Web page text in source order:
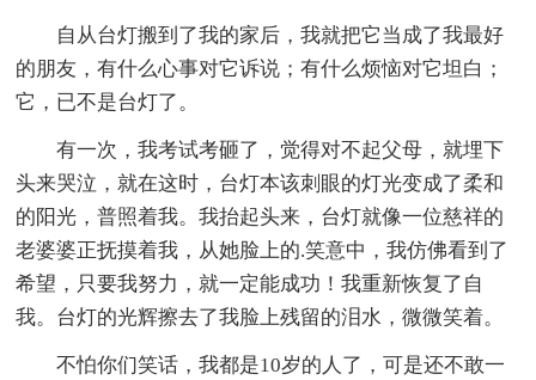
自从台灯搬到了我的家后，我就把它当成了我最好
的朋友，有什么心事对它诉说；有什么烦恼对它坦白；
它，已不是台灯了。
有一次，我考试考砸了，觉得对不起父母，就埋下
头来哭泣，就在这时，台灯本该刺眼的灯光变成了柔和
的阳光，普照着我。我抬起头来，台灯就像一位慈祥的
老婆婆正抚摸着我，从她脸上的.笑意中，我仿佛看到了
希望，只要我努力，就一定能成功！我重新恢复了自
我。台灯的光辉擦去了我脸上残留的泪水，微微笑着。
不怕你们笑话，我都是10岁的人了，可是还不敢一